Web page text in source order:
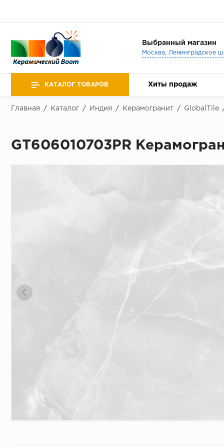
Выбранный магазин
КАТАЛОГ ТОВАРОВ Хиты продаж
Главная / Каталог / Индия / Керамогранит / GlobalTile
GT606010703PR